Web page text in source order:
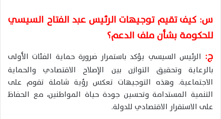
س: كيف تقيم توجيهات الرئيس عبد الفتاح السيسي
للحكومة بشأن ملف الدعم؟
ج: الرئيس السيسي يؤكد باستمرار ضرورة حماية الفئات الأولى
بالرعاية وتحقيق التوازن بين الإصلاح الاقتصادي والحماية
الاجتماعية. وهذه التوجيهات تعكس رؤية شاملة تقوم على
التنمية المستدامة وتحسين جودة حياة المواطنين، مع الحفاظ
على الاستقرار الاقتصادي للدولة.